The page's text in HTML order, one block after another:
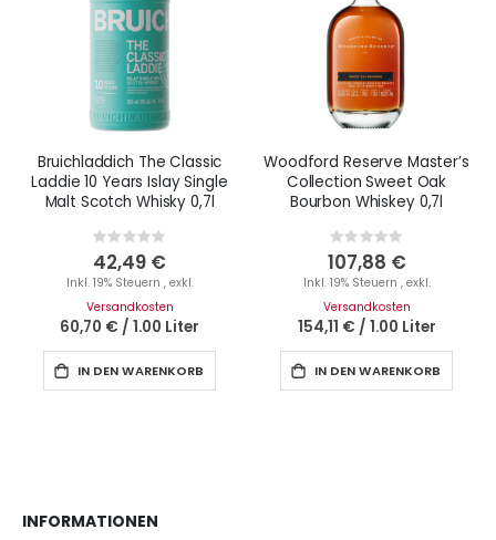
Bruichladdich The Classic
Laddie 10 Years Islay Single
Malt Scotch Whisky 0,7l
Rating:
0%
42,49 €
Inkl. 19% Steuern , exkl.
Versandkosten
60,70 € / 1.00 Liter
IN DEN WARENKORB
Woodford Reserve Master’s
Collection Sweet Oak
Bourbon Whiskey 0,7l
Rating:
0%
107,88 €
Inkl. 19% Steuern , exkl.
Versandkosten
154,11 € / 1.00 Liter
IN DEN WARENKORB
INFORMATIONEN